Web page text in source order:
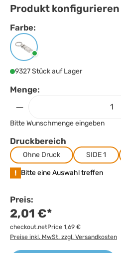
Produkt konfigurieren
Farbe:
Farbeauswählen
Mattsilber
9327 Stück auf Lager
Menge:
Bitte Wunschmenge eingeben
Druckbereich
Ohne Druck SIDE 1
! Bitte eine Auswahl treffen
Preis:
2,01 €*
checkout.netPrice 1,69 €
Preise inkl. MwSt. zzgl. Versandkosten